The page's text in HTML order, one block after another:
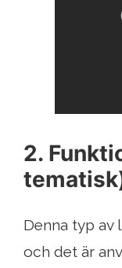
2.
Denna typ av
och det är